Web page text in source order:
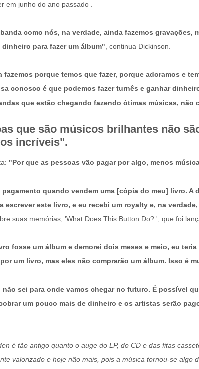
em junho do ano passado .
banda como nós, na verdade, ainda fazemos gravações,
para fazer um álbum" , continua Dickinson.
fazemos porque temos que fazer, porque adoramos e
conosco é que podemos fazer turnês e ganhar
que estão chegando fazendo ótimas músicas, não
que são músicos brilhantes não
incríveis".
"Por que as pessoas vão pagar por algo, menos
pagamento quando vendem uma [cópia do meu] livro. A
escrever este livro, e eu recebi um royalty e, na
suas memórias, 'What Does This Button Do? ', que foi
fosse um álbum e demorei dois meses e meio, eu
um livro, mas eles não comprarão um álbum. Isso é
não sei para onde vamos chegar no futuro. É possível
um pouco mais de dinheiro e os artistas serão
é tão antigo quanto o auge do LP, do CD e das fitas
valorizado e hoje não mais, pois a música tornou-se algo